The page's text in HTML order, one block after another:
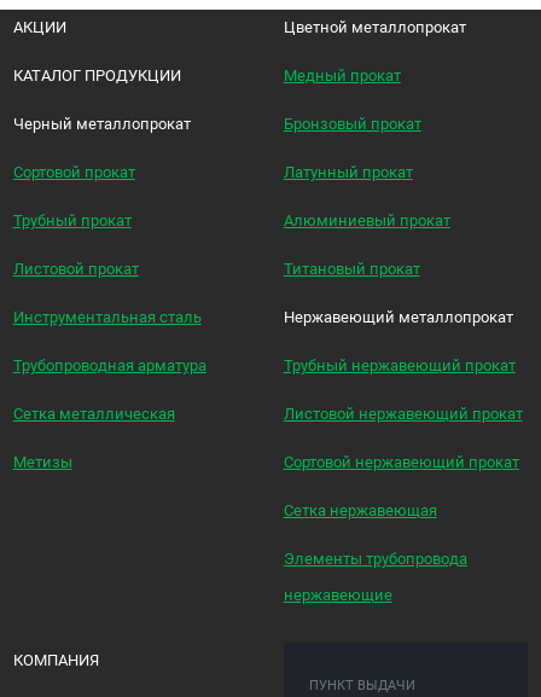
АКЦИИ
КАТАЛОГ ПРОДУКЦИИ
Черный металлопрокат
Сортовой прокат
Трубный прокат
Листовой прокат
Инструментальная сталь
Трубопроводная арматура
Сетка металлическая
Метизы
Цветной металлопрокат
Медный прокат
Бронзовый прокат
Латунный прокат
Алюминиевый прокат
Титановый прокат
Нержавеющий металлопрокат
Трубный нержавеющий прокат
Листовой нержавеющий прокат
Сортовой нержавеющий прокат
Сетка нержавеющая
Элементы трубопровода
нержавеющие
КОМПАНИЯ
ПУНКТ ВЫДАЧИ